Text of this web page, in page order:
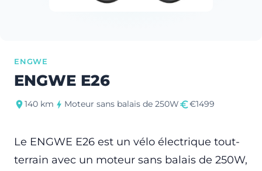
ENGWE
ENGWE E26
140 km Moteur sans balais de 250W €1499
Le ENGWE E26 est un vélo électrique tout-
terrain avec un moteur sans balais de 250W,